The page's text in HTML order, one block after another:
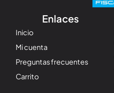
Enlaces
Inicio
Mi cuenta
Preguntas frecuentes
Carrito